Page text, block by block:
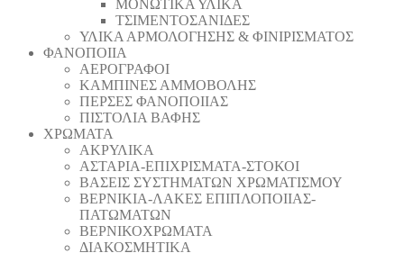
ΜΟΝΩΤΙΚΑ ΥΛΙΚΑ
ΤΣΙΜΕΝΤΟΣΑΝΙΔΕΣ
ΥΛΙΚΑ ΑΡΜΟΛΟΓΗΣΗΣ & ΦΙΝΙΡΙΣΜΑΤΟΣ
ΦΑΝΟΠΟΙΙΑ
ΑΕΡΟΓΡΑΦΟΙ
ΚΑΜΠΙΝΕΣ ΑΜΜΟΒΟΛΗΣ
ΠΕΡΣΕΣ ΦΑΝΟΠΟΙΙΑΣ
ΠΙΣΤΟΛΙΑ ΒΑΦΗΣ
ΧΡΩΜΑΤΑ
ΑΚΡΥΛΙΚΑ
ΑΣΤΑΡΙΑ-ΕΠΙΧΡΙΣΜΑΤΑ-ΣΤΟΚΟΙ
ΒΑΣΕΙΣ ΣΥΣΤΗΜΑΤΩΝ ΧΡΩΜΑΤΙΣΜΟΥ
ΒΕΡΝΙΚΙΑ-ΛΑΚΕΣ ΕΠΙΠΛΟΠΟΙΙΑΣ-
ΠΑΤΩΜΑΤΩΝ
ΒΕΡΝΙΚΟΧΡΩΜΑΤΑ
ΔΙΑΚΟΣΜΗΤΙΚΑ